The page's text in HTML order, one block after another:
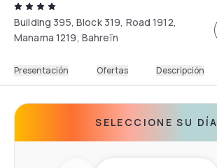
Building 395, Block 319, Road 1912,
Manama 1219, Bahreïn
Presentación Ofertas Descripción
SELECCIONE SU DÍA